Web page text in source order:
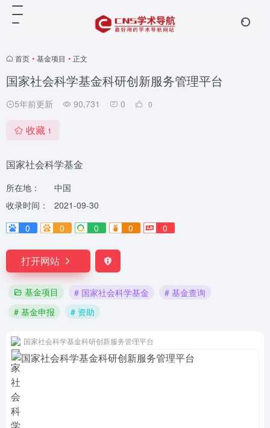
首页 • 基金项目 • 正文
国家社会科学基金科研创新服务管理平台
5年前更新 90,731 0 0
收藏 1
国家社会科学基金
所在地：
中国
收录时间：
2021-09-30
0
0 0 0 0
打开网站
基金项目 # 国家社会科学基金
# 基金查询
# 基金申报
# 资助
国家社会科学基金科研创新服务管理平台